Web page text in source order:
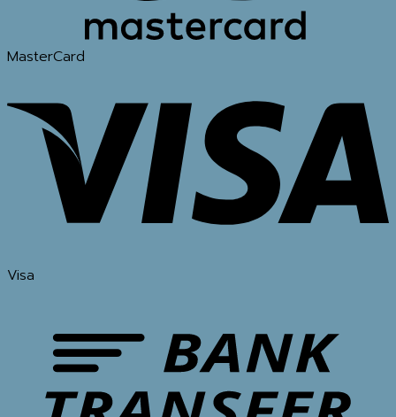
MasterCard
Visa